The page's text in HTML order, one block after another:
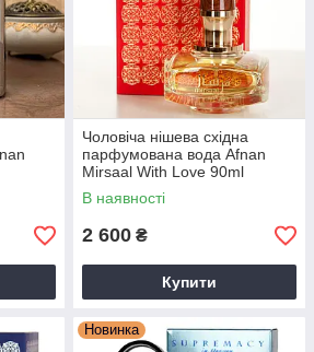
Чоловіча нішева східна
парфумована вода Afnan
Mirsaal With Love 90ml
В наявності
2 600 ₴
Купити
Новинка